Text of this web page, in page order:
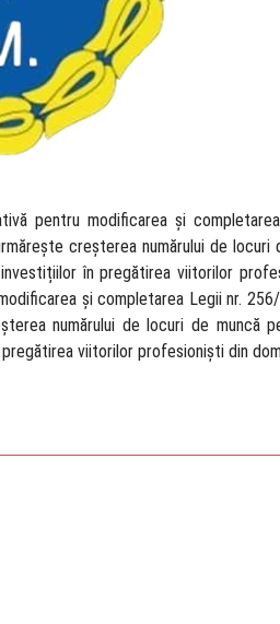
pentru modificarea și
creșterea numărului de locuri
în pregătirea viitorilor
și completarea Legii nr.
numărului de locuri de muncă
viitorilor profesioniști din